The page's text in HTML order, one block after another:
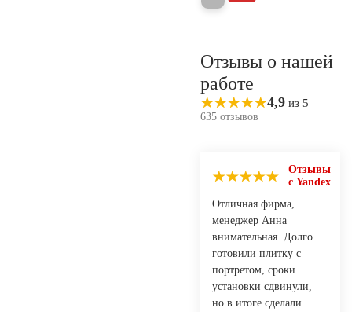
Отзывы о нашей
работе
4,9 из 5
635 отзывов
Отзывы
с Yandex
Отличная фирма,
менеджер Анна
внимательная. Долго
готовили плитку с
портретом, сроки
установки сдвинули,
но в итоге сделали